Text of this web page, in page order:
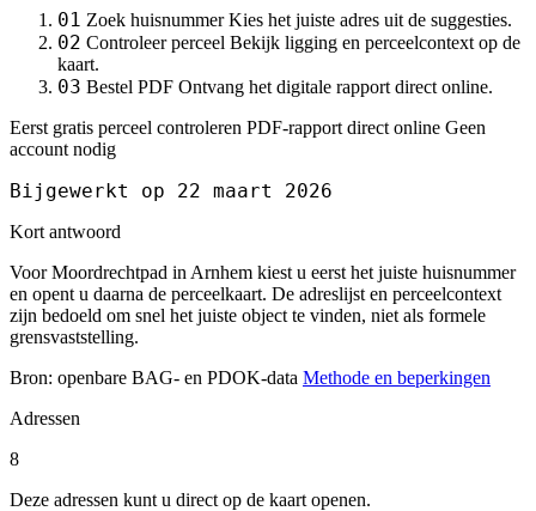
01 Zoek huisnummer Kies het juiste adres uit de suggesties.
02 Controleer perceel Bekijk ligging en perceelcontext op de
kaart.
03 Bestel PDF Ontvang het digitale rapport direct online.
Eerst gratis perceel controleren PDF-rapport direct online Geen
account nodig
Bijgewerkt op 22 maart 2026
Kort antwoord
Voor Moordrechtpad in Arnhem kiest u eerst het juiste huisnummer
en opent u daarna de perceelkaart. De adreslijst en perceelcontext
zijn bedoeld om snel het juiste object te vinden, niet als formele
grensvaststelling.
Bron: openbare BAG- en PDOK-data Methode en beperkingen
Adressen
8
Deze adressen kunt u direct op de kaart openen.